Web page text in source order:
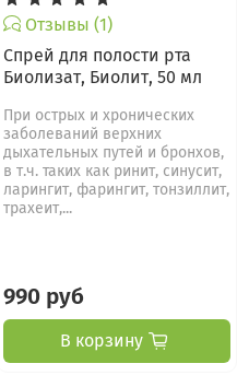
Отзывы (1)
Спрей для полости рта
Биолизат, Биолит, 50 мл
При острых и хронических
заболеваний верхних
дыхательных путей и бронхов,
в т.ч. таких как ринит, синусит,
ларингит, фарингит, тонзиллит,
трахеит,...
990 руб
В корзину